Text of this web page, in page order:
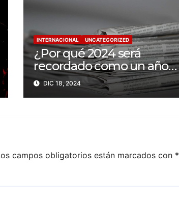
INTERNACIONAL UNCATEGORIZED
¿Por qué 2024 será
recordado como un año
trágico para la libertad de
prensa? Un tercio de los
DIC 18, 2024
campos obligatorios están marcados con *